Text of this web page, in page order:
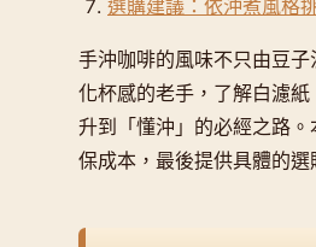
選購建議：依沖煮風格
手沖咖啡的風味不只由豆子
化杯感的老手，了解白濾
升到「懂沖」的必經之路
保成本，最後提供具體的選